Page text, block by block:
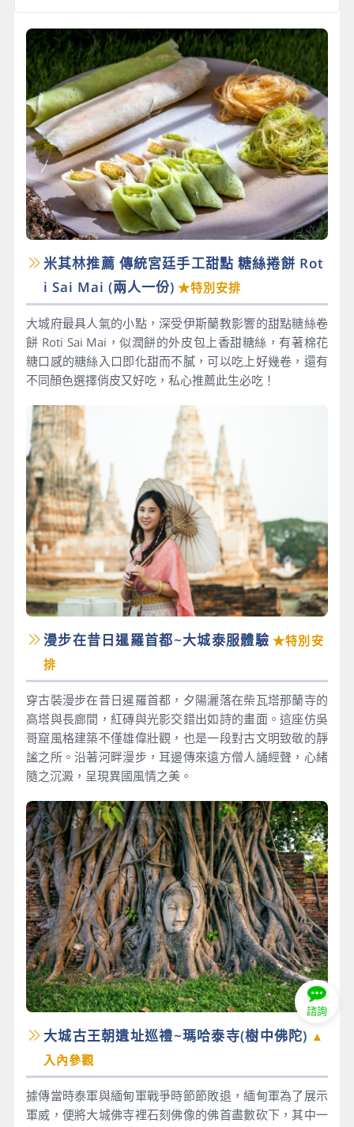
米其林推薦 傳統宮廷手工甜點 糖絲捲餅 Rot
i Sai Mai​ (兩人一份) ★特別安排
大城府最具人氣的小點，深受伊斯蘭教影響的甜點糖絲卷
餅 Roti Sai Mai，似潤餅的外皮包上香甜糖絲，有著棉花
糖口感的糖絲入口即化甜而不膩，可以吃上好幾卷，還有
不同顏色選擇俏皮又好吃，私心推薦此生必吃！
漫步在昔日暹羅首都~大城泰服體驗 ★特別安
排
穿古裝漫步在昔日暹羅首都，夕陽灑落在柴瓦塔那蘭寺的
高塔與長廊間，紅磚與光影交錯出如詩的畫面。這座仿吳
哥窟風格建築不僅雄偉壯觀，也是一段對古文明致敬的靜
謐之所。沿著河畔漫步，耳邊傳來遠方僧人誦經聲，心緒
隨之沉澱，呈現異國風情之美。
大城古王朝遺址巡禮~瑪哈泰寺(樹中佛陀) ▲
入內參觀
據傳當時泰軍與緬甸軍戰爭時節節敗退，緬甸軍為了展示
軍威，便將大城佛寺裡石刻佛像的佛首盡數砍下，其中一
諮詢